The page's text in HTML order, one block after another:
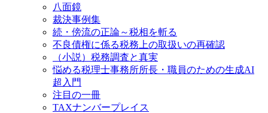
八面鏡
裁決事例集
続・傍流の正論～税相を斬る
不良債権に係る税務上の取扱いの再確認
（小説）税務調査と真実
悩める税理士事務所所長・職員のための生成AI
超入門
注目の一冊
TAXナンバープレイス